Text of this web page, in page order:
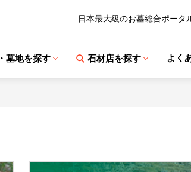
日本最大級のお墓総合ポータ
墓地を探す 石材店を探す よく